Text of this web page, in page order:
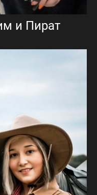
и Пират